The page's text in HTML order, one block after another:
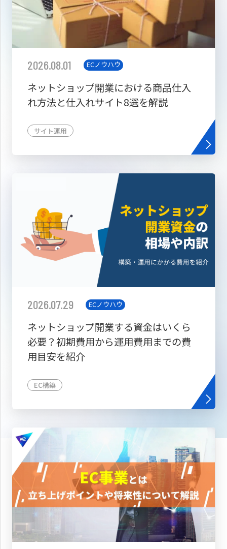
2026.08.01 ECノウハウ
ネットショップ開業における商品仕入
れ方法と仕入れサイト8選を解説
サイト運用
2026.07.29 ECノウハウ
ネットショップ開業する資金はいくら
必要？初期費用から運用費用までの費
用目安を紹介
EC構築